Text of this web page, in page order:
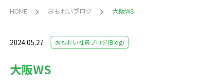
HOME おもれいブログ 大阪WS
2024.05.27 おもれい社員ブログ(Blog)
大阪WS